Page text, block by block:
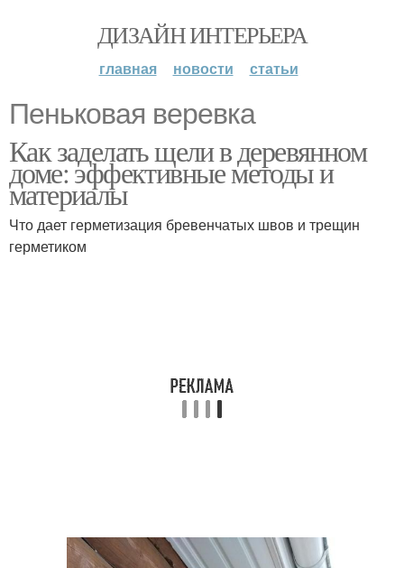
ДИЗАЙН ИНТЕРЬЕРА
главная новости статьи
Пеньковая веревка
Как заделать щели в деревянном
доме: эффективные методы и
материалы
Что дает герметизация бревенчатых швов и трещин
герметиком